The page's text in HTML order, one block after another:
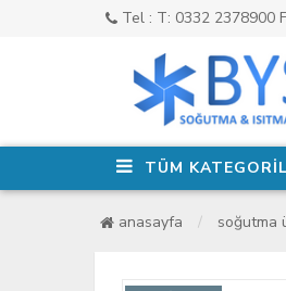
Tel : T: 0332 2378900
TÜM
anasayfa soğutma